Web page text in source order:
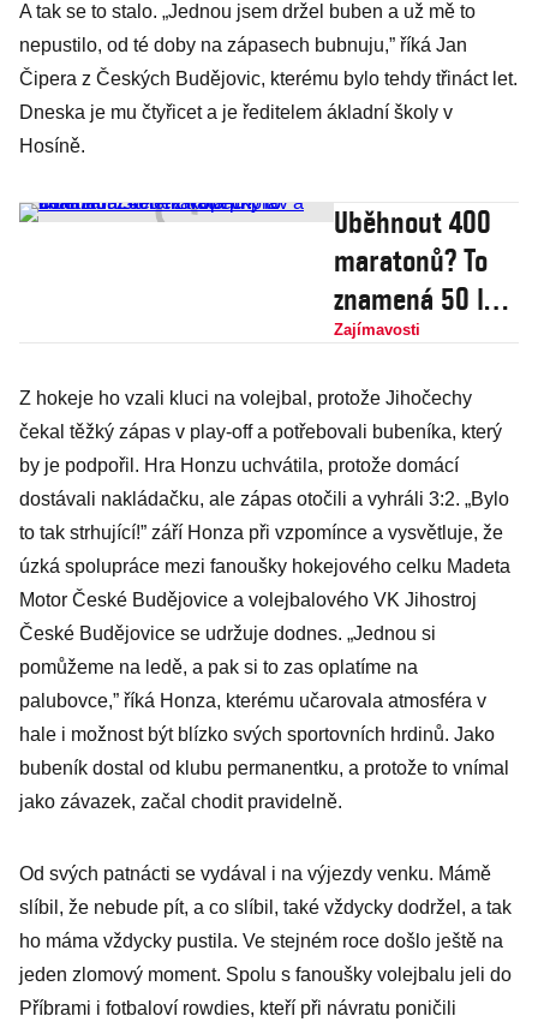
A tak se to stalo. „Jednou jsem držel buben a už mě to
nepustilo, od té doby na zápasech bubnuju,” říká Jan
Čipera z Českých Budějovic, kterému bylo tehdy třináct let.
Dneska je mu čtyřicet a je ředitelem ákladní školy v
Hosíně.
Uběhnout 400
maratonů? To
znamená 50 let
života příprav a
Zdeněk Kopecký
to dokázal
Zajímavosti
Z hokeje ho vzali kluci na volejbal, protože Jihočechy
čekal těžký zápas v play-off a potřebovali bubeníka, který
by je podpořil. Hra Honzu uchvátila, protože domácí
dostávali nakládačku, ale zápas otočili a vyhráli 3:2. „Bylo
to tak strhující!” září Honza při vzpomínce a vysvětluje, že
úzká spolupráce mezi fanoušky hokejového celku Madeta
Motor České Budějovice a volejbalového VK Jihostroj
České Budějovice se udržuje dodnes. „Jednou si
pomůžeme na ledě, a pak si to zas oplatíme na
palubovce,” říká Honza, kterému učarovala atmosféra v
hale i možnost být blízko svých sportovních hrdinů. Jako
bubeník dostal od klubu permanentku, a protože to vnímal
jako závazek, začal chodit pravidelně.
Od svých patnácti se vydával i na výjezdy venku. Mámě
slíbil, že nebude pít, a co slíbil, také vždycky dodržel, a tak
ho máma vždycky pustila. Ve stejném roce došlo ještě na
jeden zlomový moment. Spolu s fanoušky volejbalu jeli do
Příbrami i fotbaloví rowdies, kteří při návratu poničili